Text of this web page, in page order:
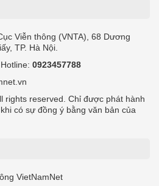
Viễn thông (VNTA), 68 Dương
TP. Hà Nội.
0923457788
rights reserved. Chỉ được phát hành
có sự đồng ý bằng văn bản của
VietNamNet